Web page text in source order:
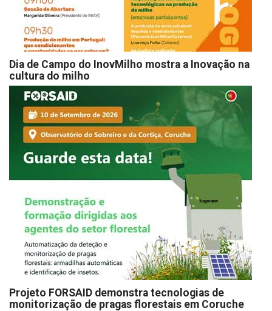
Dia de Campo do InovMilho mostra a Inovação na
cultura do milho
Projeto FORSAID demonstra tecnologias de
monitorização de pragas florestais em Coruche